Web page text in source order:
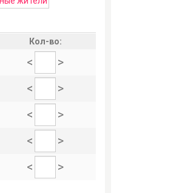
Кол-во:
< >
< >
< >
< >
< >